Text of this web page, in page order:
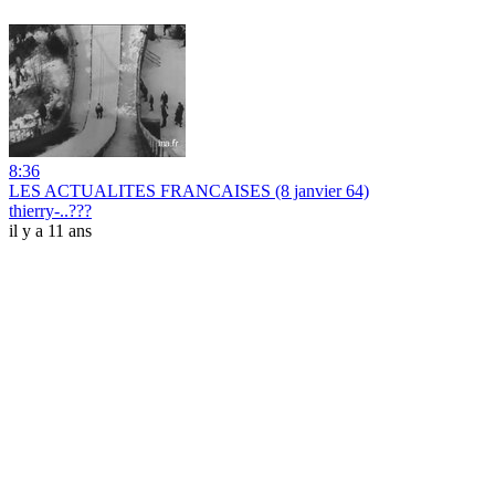
8:36
LES ACTUALITES FRANCAISES (8 janvier 64)
thierry-..???
il y a 11 ans